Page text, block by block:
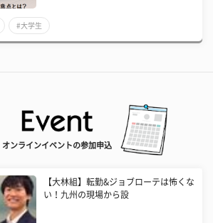
#大学生
オンラインイベントの参加申込
【大林組】転勤&ジョブローテは怖くな
い！九州の現場から設